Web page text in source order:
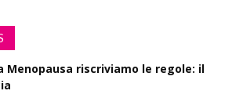
Menopausa riscriviamo le regole: il